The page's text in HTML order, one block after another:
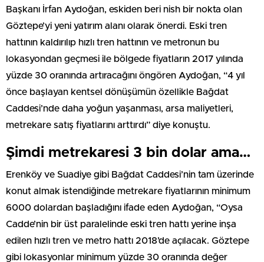
Başkanı İrfan Aydoğan, eskiden beri nish bir nokta olan
Göztepe’yi yeni yatırım alanı olarak önerdi. Eski tren
hattının kaldırılıp hızlı tren hattının ve metronun bu
lokasyondan geçmesi ile bölgede fiyatların 2017 yılında
yüzde 30 oranında artıracağını öngören Aydoğan, “4 yıl
önce başlayan kentsel dönüşümün özellikle Bağdat
Caddesi’nde daha yoğun yaşanması, arsa maliyetleri,
metrekare satış fiyatlarını arttırdı” diye konuştu.
Şimdi metrekaresi 3 bin dolar ama…
Erenköy ve Suadiye gibi Bağdat Caddesi’nin tam üzerinde
konut almak istendiğinde metrekare fiyatlarının minimum
6000 dolardan başladığını ifade eden Aydoğan, “Oysa
Cadde’nin bir üst paralelinde eski tren hattı yerine inşa
edilen hızlı tren ve metro hattı 2018’de açılacak. Göztepe
gibi lokasyonlar minimum yüzde 30 oranında değer